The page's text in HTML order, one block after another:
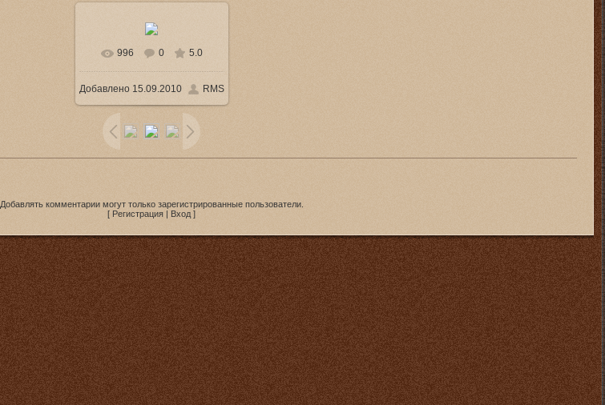
В реальном размере
1280x1024/ 108.6Kb
996 0 5.0
Добавлено15.09.2010 RMS
Добавлять комментарии могут только зарегистрированные пользователи.
[ Регистрация | Вход ]